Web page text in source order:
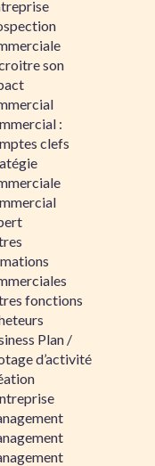
son
:
clefs
fonctions
Plan /
d’activité